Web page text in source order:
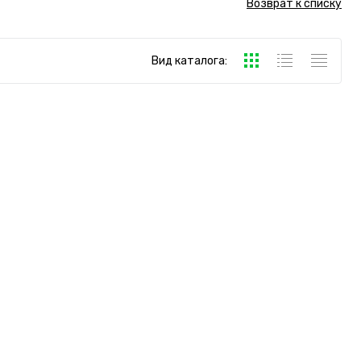
Возврат к списку
Вид каталога: